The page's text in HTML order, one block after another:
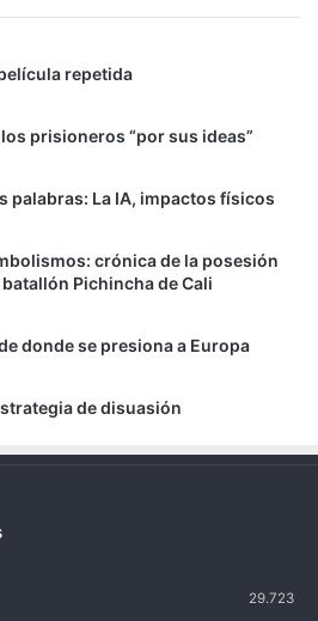
repetida
prisioneros “por sus ideas”
palabras: La IA, impactos físicos
crónica de la posesión
Pichincha de Cali
donde se presiona a Europa
de disuasión
29.723